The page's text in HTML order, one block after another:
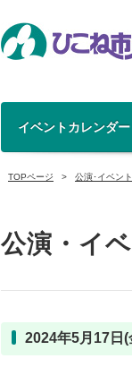
イベントカレンダー
TOPページ 公演･イベン
公演・イ
2024年5月17日(